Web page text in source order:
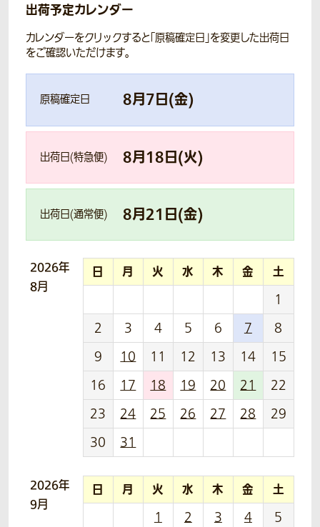
出荷予定カレンダー
カレンダーをクリックすると「原稿確定日」を変更した出荷日
をご確認いただけます。
原稿確定日 8月7日(金)
出荷日(特急便) 8月18日(火)
出荷日(通常便) 8月21 日(金)
2026年
8月
日 月 火 水 木 金 土
1
2
3 4 5 6 7
8
9
10 11 12 13 14
15
16
17 18 19 20 21
22
23
24 25 26 27 28
29
30
31
2026年
9月
日 月 火 水 木 金 土
1 2 3 4
5